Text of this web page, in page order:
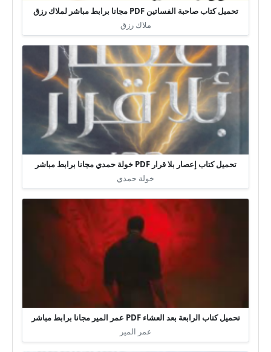
تحميل كتاب صاحبة الفساتين PDF مجانا برابط مباشر لملاك رزق
ملاك رزق
تحميل كتاب إعصار بلا قرار PDF خولة حمدي مجانا برابط مباشر
خولة حمدي
تحميل كتاب الرابعة بعد العشاء PDF عمر المير مجانا برابط مباشر
عمر المير